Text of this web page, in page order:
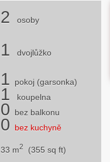
2 osoby
1 dvojlůžko
1 pokoj (garsonka)
1 koupelna
0 bez balkonu
0 bez kuchyně
33 m2 (355 sq ft)